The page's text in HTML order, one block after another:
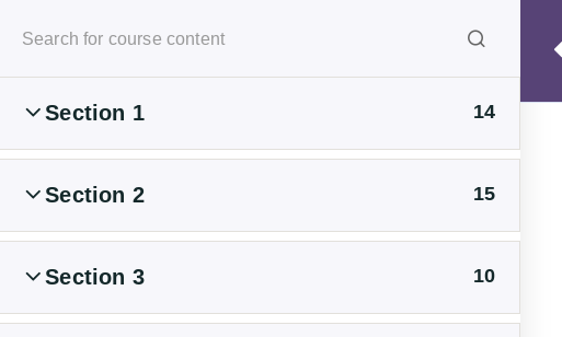
Start All Courses
Section 1 14
Section 2 15
Section 3 10